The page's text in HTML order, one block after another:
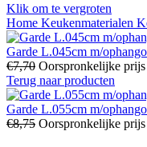
Klik om te vergroten
Home Keukenmaterialen
Garde L.045cm m/
€7,70 Oorspronkelijke
Terug naar producten
Garde L.055cm m/
€8,75 Oorspronkelijke